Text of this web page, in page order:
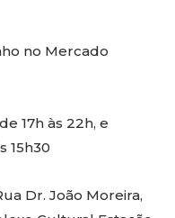
no Mercado
17h às 22h, e
15h30
Dr. João Moreira,